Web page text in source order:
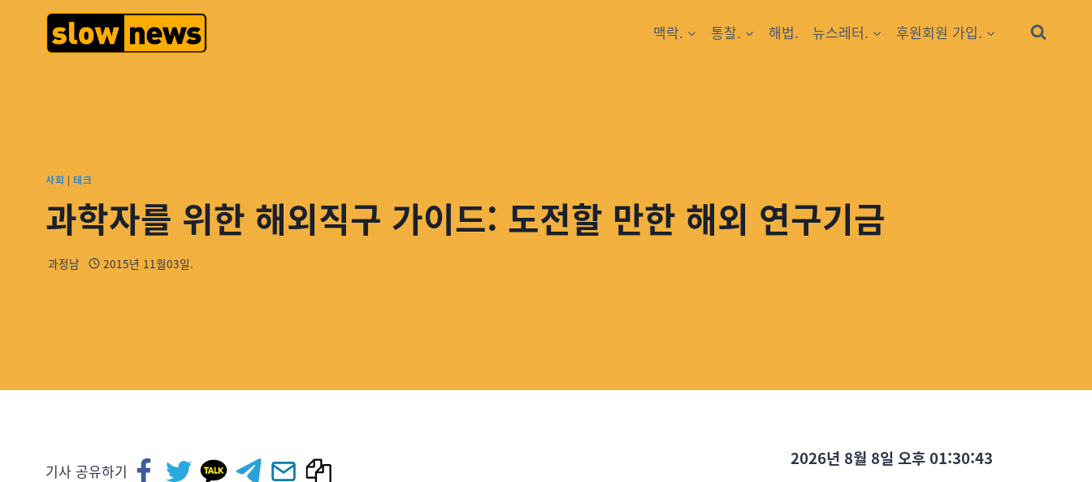
맥락. 통찰. 해법. 뉴스레터. 후원회원 가입.
사회 | 테크
과학자를 위한 해외직구 가이드: 도전할 만한 해외 연구기금
과정남 2015년 11월03일.
기사 공유하기
2026년 8월 8일 오후 01:30:45